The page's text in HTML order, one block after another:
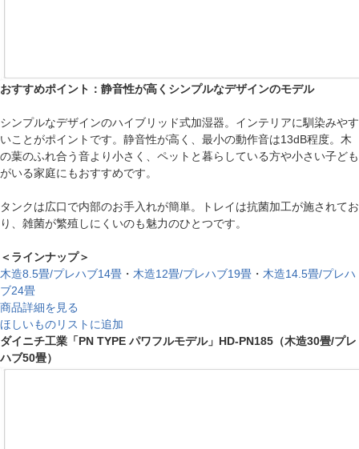
おすすめポイント：静音性が高くシンプルなデザインのモデル
シンプルなデザインのハイブリッド式加湿器。インテリアに馴染みやす
いことがポイントです。静音性が高く、最小の動作音は13dB程度。木
の葉のふれ合う音より小さく、ペットと暮らしている方や小さい子ども
がいる家庭にもおすすめです。
タンクは広口で内部のお手入れが簡単。トレイは抗菌加工が施されてお
り、雑菌が繁殖しにくいのも魅力のひとつです。
＜ラインナップ＞
木造8.5畳/プレハブ14畳 ・ 木造12畳/プレハブ19畳 ・ 木造14.5畳/プレハ
ブ24畳
商品詳細を見る
ほしいものリストに追加
ダイニチ工業「PN TYPE パワフルモデル」HD-PN185（木造30畳/プレ
ハブ50畳）